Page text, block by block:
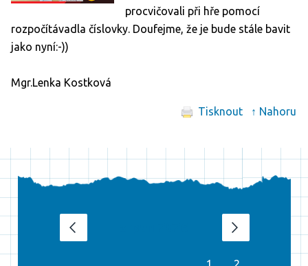
procvičovali při hře pomocí
rozpočítávadla číslovky. Doufejme, že je bude stále bavit
jako nyní:-))
Mgr.Lenka Kostková
Tisknout ↑ Nahoru